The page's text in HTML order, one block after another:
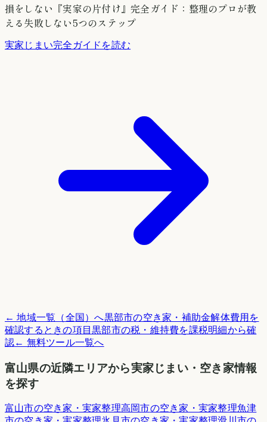
損をしない『実家の片付け』完全ガイド：整理のプロが教
える失敗しない5つのステップ
実家じまい完全ガイドを読む
← 地域一覧（全国）へ黒部市の空き家・補助金解体費用を
確認するときの項目黒部市の税・維持費を課税明細から確
認← 無料ツール一覧へ
富山県の近隣エリアから実家じまい・空き家情報
を探す
富山市の空き家・実家整理高岡市の空き家・実家整理魚津